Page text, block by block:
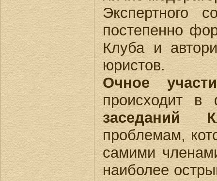
Экспертного
постепенно
Клуба и
юристов.
Очное
происходит
заседаний К
проблемам,
самими
наиболее